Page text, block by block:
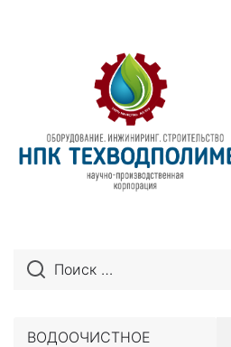
ВОДООЧИСТНОЕ